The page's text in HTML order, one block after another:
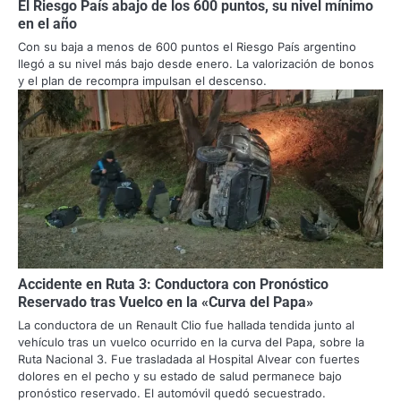
El Riesgo País abajo de los 600 puntos, su nivel mínimo
en el año
Con su baja a menos de 600 puntos el Riesgo País argentino
llegó a su nivel más bajo desde enero. La valorización de bonos
y el plan de recompra impulsan el descenso.
Accidente en Ruta 3: Conductora con Pronóstico
Reservado tras Vuelco en la «Curva del Papa»
La conductora de un Renault Clio fue hallada tendida junto al
vehículo tras un vuelco ocurrido en la curva del Papa, sobre la
Ruta Nacional 3. Fue trasladada al Hospital Alvear con fuertes
dolores en el pecho y su estado de salud permanece bajo
pronóstico reservado. El automóvil quedó secuestrado.